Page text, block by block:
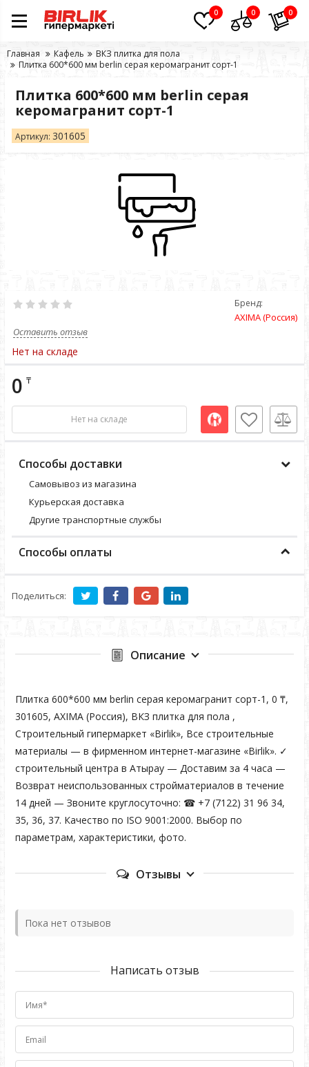
0 0 0
Главная Кафель
ВКЗ плитка для пола
Плитка 600*600 мм berlin серая керомагранит сорт-1
Плитка 600*600 мм berlin серая
керомагранит сорт-1
Артикул: 301605
Бренд:
AXIMA (Россия)
Оставить отзыв
Нет на складе
0 ₸
Нет на складе
Способы доставки
Самовывоз из магазина
Курьерская доставка
Другие транспортные службы
Способы оплаты
Поделиться:
Описание
Плитка 600*600 мм berlin серая керомагранит сорт-1, 0 ₸,
301605, AXIMA (Россия), ВКЗ плитка для пола ,
Строительный гипермаркет «Birlik», Все строительные
материалы — в фирменном интернет-магазине «Birlik». ✓
строительный центра в Атырау — Доставим за 4 часа —
Возврат неиспользованных стройматериалов в течение
14 дней — Звоните круглосуточно: ☎ +7 (7122) 31 96 34,
35, 36, 37. Качество по ISO 9001:2000. Выбор по
параметрам, характеристики, фото.
Отзывы
Пока нет отзывов
Написать отзыв
Имя*
Email